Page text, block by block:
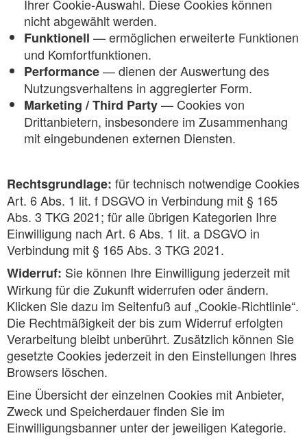
Ihrer Cookie-Auswahl. Diese Cookies können
nicht abgewählt werden.
Funktionell — ermöglichen erweiterte Funktionen
und Komfortfunktionen.
Performance— dienen der Auswertung des
Nutzungsverhaltens in aggregierter Form.
Marketing / Third Party— Cookies von
Drittanbietern, insbesondere im Zusammenhang
mit eingebundenen externen Diensten.
Rechtsgrundlage: für technisch notwendige Cookies
Art. 6 Abs. 1 lit. f DSGVO in Verbindung mit § 165
Abs. 3 TKG 2021; für alle übrigen Kategorien Ihre
Einwilligung nach Art. 6 Abs. 1 lit. a DSGVO in
Verbindung mit § 165 Abs. 3 TKG 2021.
Widerruf: Sie können Ihre Einwilligung jederzeit mit
Wirkung für die Zukunft widerrufen oder ändern.
Klicken Sie dazu im Seitenfuß auf „Cookie-Richtlinie“.
Die Rechtmäßigkeit der bis zum Widerruf erfolgten
Verarbeitung bleibt unberührt. Zusätzlich können Sie
gesetzte Cookies jederzeit in den Einstellungen Ihres
Browsers löschen.
Eine Übersicht der einzelnen Cookies mit Anbieter,
Zweck und Speicherdauer finden Sie im
Einwilligungsbanner unter der jeweiligen Kategorie.